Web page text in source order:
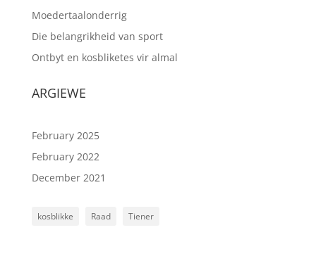
Moedertaalonderrig
Die belangrikheid van sport
Ontbyt en kosbliketes vir almal
ARGIEWE
February 2025
February 2022
December 2021
kosblikke Raad Tiener